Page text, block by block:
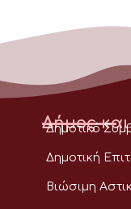
Δήμος
Δημοτικό
Δημοτική
Βιώσιμη